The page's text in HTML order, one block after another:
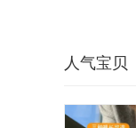
人气宝贝